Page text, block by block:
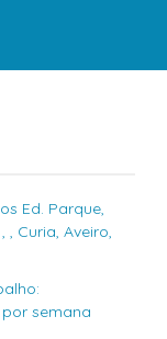
Ed. Parque,
, Curia, Aveiro,
semana